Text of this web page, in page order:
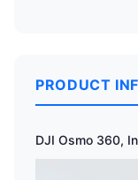
PRODUCT
DJI Osmo 360,